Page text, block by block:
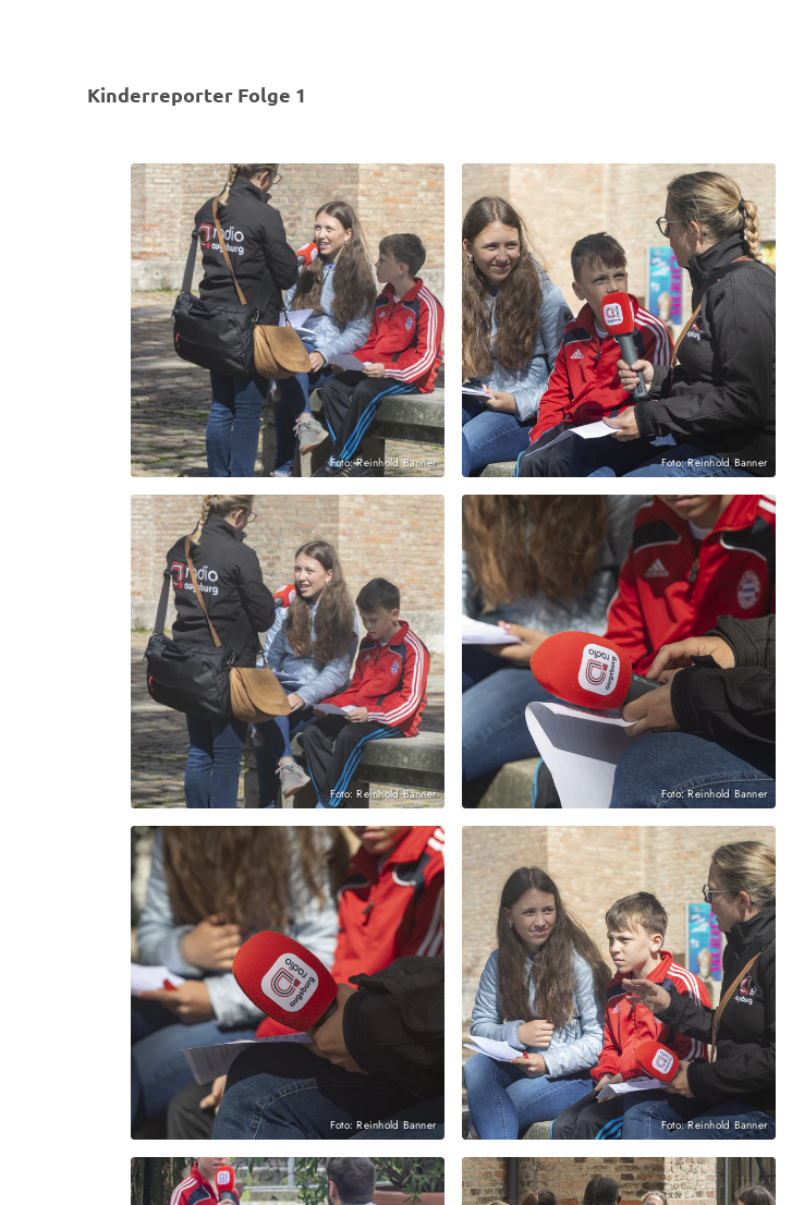
Kinderreporter Folge 1
Foto: Reinhold Banner Foto: Reinhold Banner
Foto: Reinhold Banner Foto: Reinhold Banner
Foto: Reinhold Banner Foto: Reinhold Banner